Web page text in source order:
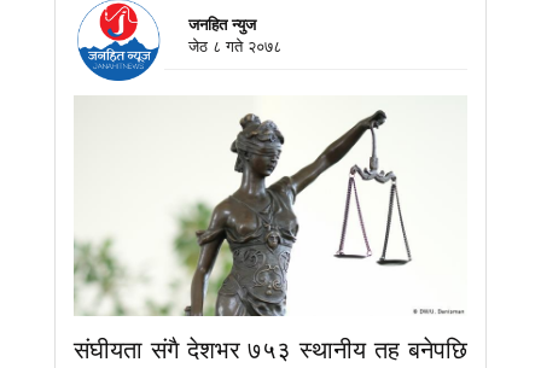
जनहित न्युज
जेठ ८ गते २०७८
संघीयता संग‌ै देशभर ७५३ स्थानीय तह बनेपछि